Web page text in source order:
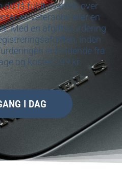
du få fuldt overblik over
en veteranbil eller en
Med en afgiftsvurdering
inden
er bindende fra
og koster 399 kr.
I DAG